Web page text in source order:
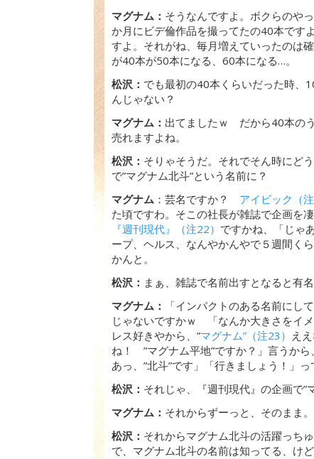
マグナム： そうなんですよ。ボクらのや
か月にビデ倫作品を撮ってたの40本です
すよ。それがね、毎月増えていったのは
が40本が50本になる、60本になる…。
松沢： でも最初の40本くらいだった時、
んじゃない？
マグナム： 出てましたｗ だから40本の
売れますよね。
松沢： そりゃそうだ。それでそん時にど
で”マグナム北斗”という名前に？
マグナム ：芸名ですか？ アイビック（注
た頃ですわ。そこの社長が雑誌で企画を
『週刊現代』（注22） ですかね、「じゃ
ープ、ヘルス、なんやかんやで５週間く
かんと。
松沢： まぁ、雑誌で名前出すとなると有
マグナム：
「インパクトのある名前にし
じゃないですかｗ 「なんか大きさをイ
レス好きやから、”マグナム”（注23） え
ね！ ”マグナム平地”ですか？」言うから
あっ、”北斗”です」「行きましょう！」っ
松沢： それじゃ、『週刊現代』の企画で”
マグナム： それからずーっと、そのまま。
松沢： それからマグナム北斗の活躍っち
で、マグナム北斗の名前は知ってる、け